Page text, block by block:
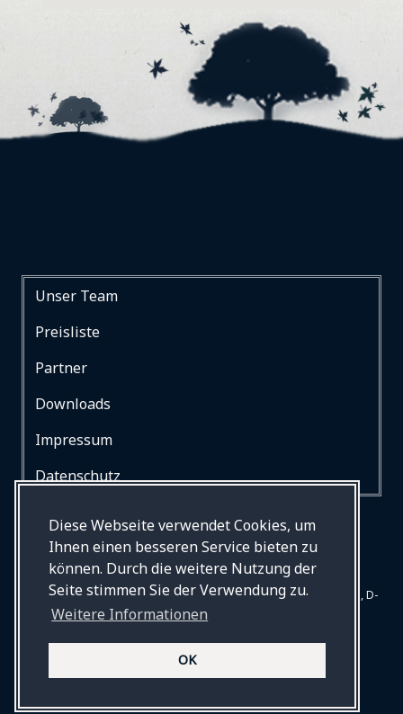
Diese Webseite verwendet Cookies, um
Ihnen einen besseren Service bieten zu
können. Durch die weitere Nutzung der
Seite stimmen Sie der Verwendung zu.
Weitere Informationen
OK
Unser Team
Preisliste
Partner
Downloads
Impressum
Datenschutz
© Drews Bestattungen, Begleiten und Betreuen, Mommsenstr. 31, D-
10629 Berlin. Alle Rechte vorbehalten.
Webdesign und Entwicklung auf Basis vonGRAV© 2026 by